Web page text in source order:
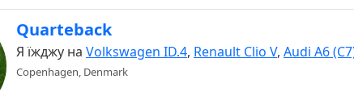
Quarteback
Я їжджу на Volkswagen ID.4, Renault Clio V, Audi A6
Copenhagen, Denmark